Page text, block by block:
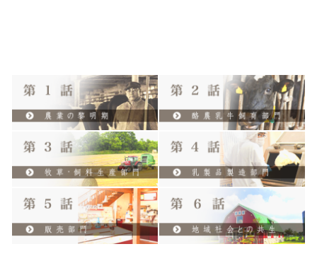
町村農場について
ご利用ガイド
特集
直営ショップご案内
ログイン / 会員登録 お問い合わせ